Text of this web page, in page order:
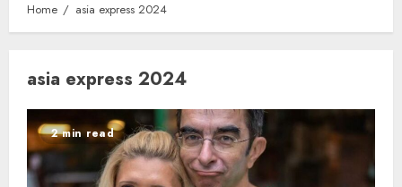
Home asia express 2024
asia express 2024
2 min read